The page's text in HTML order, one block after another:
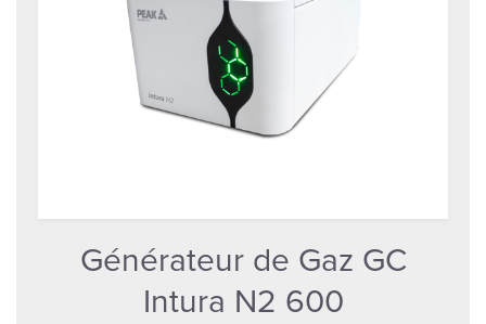
Générateur de Gaz GC
Intura N2 600